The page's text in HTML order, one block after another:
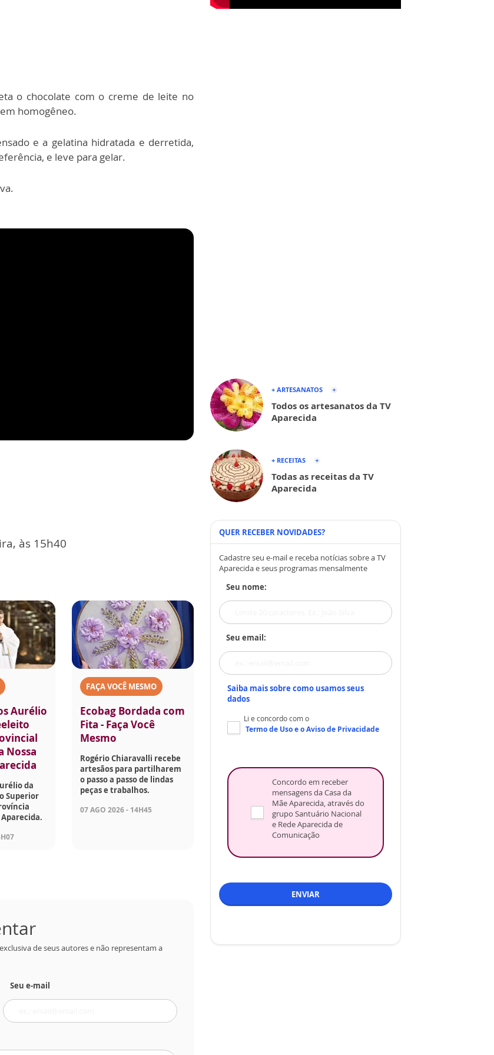
o chocolate com o creme de leite no
homogêneo.
e a gelatina hidratada e derretida,
e leve para gelar.
às 15h40
Aurélio
Nossa
da
Superior
FAÇA VOCÊ MESMO
Ecobag Bordada com
Fita - Faça Você
Mesmo
Rogério Chiaravalli recebe
artesãos para partilharem
o passo a passo de lindas
peças e trabalhos.
07 AGO 2026 - 14H45
de seus autores e não representam a
Seu e-mail
+ ARTESANATOS
Todos os artesanatos da TV
Aparecida
+ RECEITAS
Todas as receitas da TV
Aparecida
QUER RECEBER NOVIDADES?
Cadastre seu e-mail e receba notícias sobre a TV
Aparecida e seus programas mensalmente
Seu nome:
Seu email:
Saiba mais sobre como usamos seus
dados
Li e concordo com o
Termo de Usoe oAviso de Privacidade
Concordo em receber
mensagens da Casa da
Mãe Aparecida, através do
grupo Santuário Nacional
e Rede Aparecida de
Comunicação
ENVIAR